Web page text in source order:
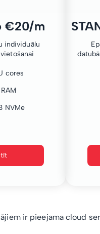
€20/m
individuālu
cores
NVMe
ir pieejama cloud